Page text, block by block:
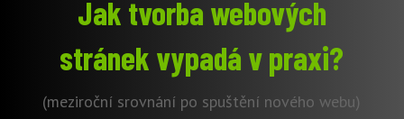
Jak tvorba webových
stránek vypadá v praxi?
(meziroční srovnání po spuštění nového webu)